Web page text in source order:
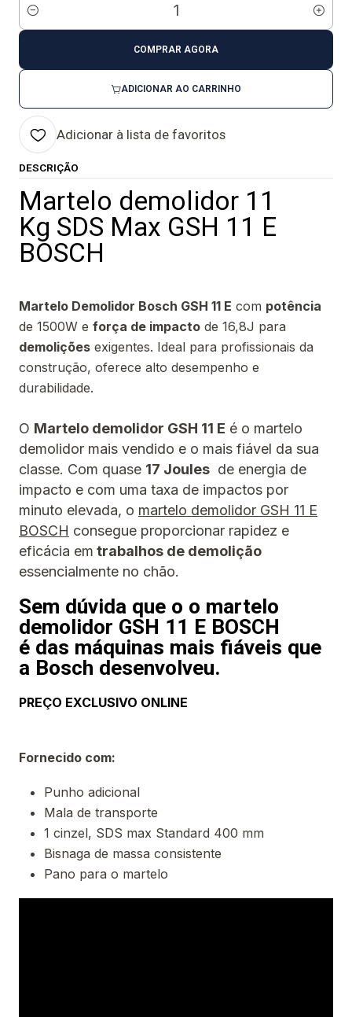
Quantidade
ADICIONAR AO CARRINHO
COMPRAR AGORA
Adicionar à lista de favoritos
DESCRIÇÃO
Martelo demolidor 11
Kg SDS Max GSH 11 E
BOSCH
Martelo Demolidor Bosch GSH 11 E com potência
de 1500W e força de impacto de 16,8J para
demolições exigentes. Ideal para profissionais da
construção, oferece alto desempenho e
durabilidade.
O Martelo demolidor GSH 11 E é o martelo
demolidor mais vendido e o mais fiável da sua
classe. Com quase 17 Joules de energia de
impacto e com uma taxa de impactos por
minuto elevada, o martelo demolidor GSH 11 E
BOSCH consegue proporcionar rapidez e
eficácia em trabalhos de demolição
essencialmente no chão.
Sem dúvida que o o martelo
demolidor GSH 11 E BOSCH
é das máquinas mais fiáveis que
a Bosch desenvolveu.
PREÇO EXCLUSIVO ONLINE
Fornecido com:
Punho adicional
Mala de transporte
1 cinzel, SDS max Standard 400 mm
Bisnaga de massa consistente
Pano para o martelo